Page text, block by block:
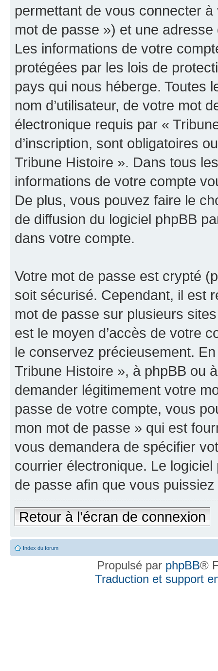
permettant de vous connecter
mot de passe ») et une
Les informations de votre
protégées par les lois de
pays qui nous héberge. Toutes
nom d’utilisateur, de votre mot
électronique requis par «
d’inscription, sont obligatoires
Tribune Histoire ». Dans tous
informations de votre compte
De plus, vous pouvez faire le
de diffusion du logiciel phpBB
dans votre compte.
Votre mot de passe est crypté
soit sécurisé. Cependant, il est
mot de passe sur plusieurs
est le moyen d’accès de votre
le conservez précieusement.
Tribune Histoire », à phpBB ou
demander légitimement votre
passe de votre compte, vous
mon mot de passe » qui est
vous demandera de spécifier
courrier électronique. Le
de passe afin que vous
Retour à l’écran de connexion
Index du forum
Propulsé par phpBB®
Traduction et support